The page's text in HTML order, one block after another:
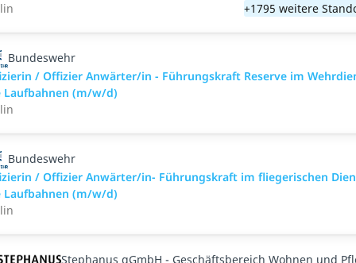
+1795 weitere
Bundeswehr
/ Offizier Anwärter/in - Führungskraft Reserve im
Laufbahnen (m/w/d)
Bundeswehr
/ Offizier Anwärter/in- Führungskraft im fliegerischen
Laufbahnen (m/w/d)
Stephanus gGmbH - Geschäftsbereich Wohnen und